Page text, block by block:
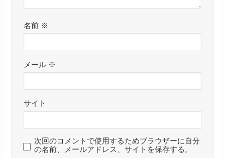
名前 ※
メール ※
サイト
次回のコメントで使用するためブラウザーに自分
の名前、メールアドレス、サイトを保存する。